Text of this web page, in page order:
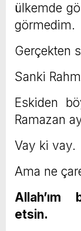
ülkemde
görmedim.
Gerçekten
Sanki
Eskiden
Ramazan
Vay ki vay.
Ama ne
etsin.